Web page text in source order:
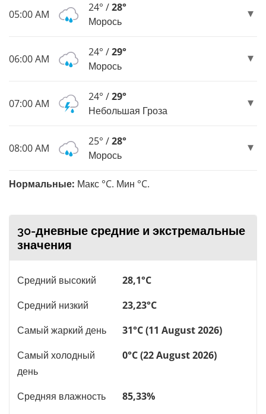
05:00 AM
24° /28°
Морось
06:00 AM
24° /29°
Морось
07:00 AM
24° /29°
Небольшая Гроза
08:00 AM
25° /28°
Морось
Нормальные: Макс °C. Мин °C.
30-дневные средние и экстремальные
значения
Средний высокий
28,1°C
Средний низкий
23,23°C
Самый жаркий день
31°C (11 August 2026)
Самый холодный
день
0°C (22 August 2026)
Средняя влажность
85,33%